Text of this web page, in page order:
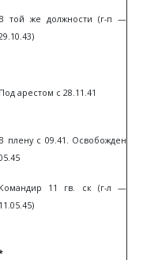
В той же должности (г-п —
Под арестом с 28.11.41
В плену с 09.41. Освобожден
Командир 11 гв. ск (г-л —
11.05.45)